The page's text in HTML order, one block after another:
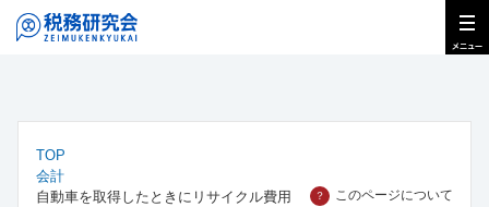
TOP
会計
自動車を取得したときにリサイクル費用
？ このページについて